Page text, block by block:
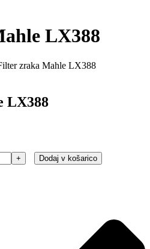
LX388
zraka Mahle LX388
LX388
+ Dodaj v košarico